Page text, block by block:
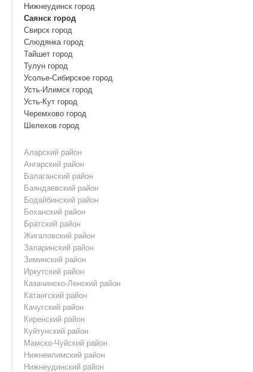
Нижнеудинск город
Саянск город
Свирск город
Слюдянка город
Тайшет город
Тулун город
Усолье-Сибирское город
Усть-Илимск город
Усть-Кут город
Черемхово город
Шелехов город
Аларский район
Ангарский район
Балаганский район
Баяндаевский район
Бодайбинский район
Боханский район
Братский район
Жигаловский район
Заларинский район
Зиминский район
Иркутский район
Казачинско-Ленский район
Катангский район
Качугский район
Киренский район
Куйтунский район
Мамско-Чуйский район
Нижнеилимский район
Нижнеудинский район